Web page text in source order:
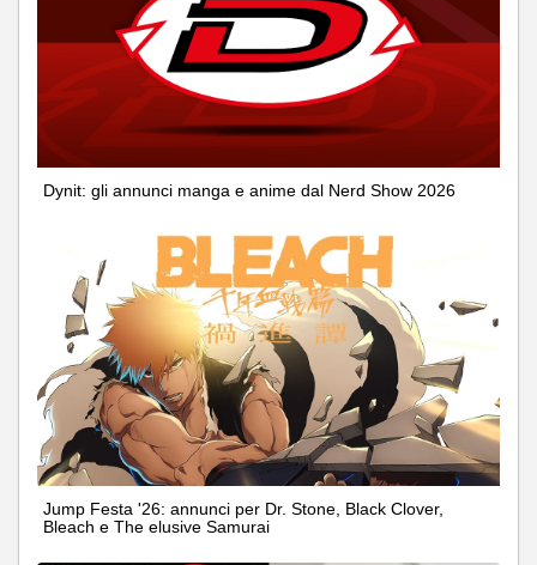
Dynit: gli annunci manga e anime dal Nerd Show 2026
Jump Festa '26: annunci per Dr. Stone, Black Clover,
Bleach e The elusive Samurai